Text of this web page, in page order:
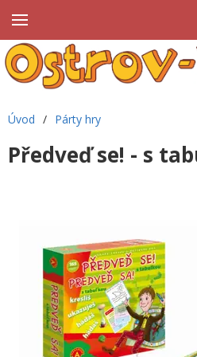
Úvod / Párty hry
Předveď se! - s